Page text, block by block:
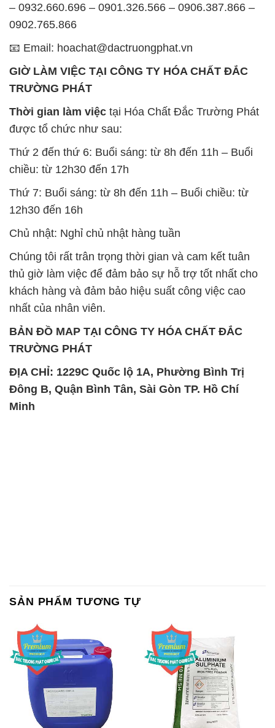
– 0932.660.696 – 0901.326.566 – 0906.387.866 –
0902.765.866
📧 Email: hoachat@dactruongphat.vn
GIỜ LÀM VIỆC TẠI CÔNG TY HÓA CHẤT ĐẮC
TRƯỜNG PHÁT
Thời gian làm việc tại Hóa Chất Đắc Trường Phát
được tổ chức như sau:
Thứ 2 đến thứ 6: Buổi sáng: từ 8h đến 11h – Buổi
chiều: từ 12h30 đến 17h
Thứ 7: Buổi sáng: từ 8h đến 11h – Buổi chiều: từ
12h30 đến 16h
Chủ nhật: Nghỉ chủ nhật hàng tuần
Chúng tôi rất trân trọng thời gian và cam kết tuân
thủ giờ làm việc để đảm bảo sự hỗ trợ tốt nhất cho
khách hàng và đảm bảo hiệu suất công việc cao
nhất của nhân viên.
BẢN ĐỒ MAP TẠI CÔNG TY HÓA CHẤT ĐẮC
TRƯỜNG PHÁT
ĐỊA CHỈ: 1229C Quốc lộ 1A, Phường Bình Trị
Đông B, Quận Bình Tân, Sài Gòn TP. Hồ Chí
Minh
SẢN PHẨM TƯƠNG TỰ